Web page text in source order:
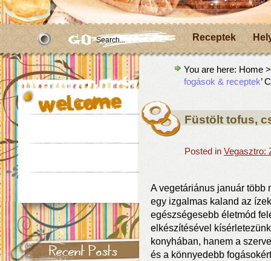
Receptek
You are here: Home
fogások & receptek’
Füstölt tofus,
Posted in Vegasztro:
A vegetáriánus január több
egy izgalmas kaland az
egészségesebb életmód
elkészítésével
konyhában, hanem a
és a könnyedebb